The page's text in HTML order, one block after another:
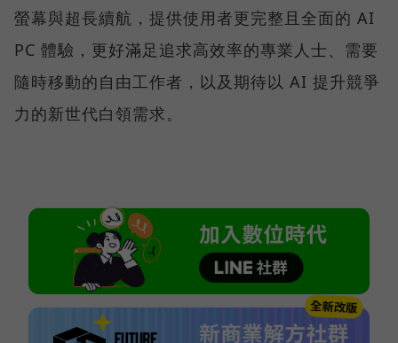
螢幕與超長續航，提供使用者更完整且全面的 AI
PC 體驗，更好滿足追求高效率的專業人士、需要
隨時移動的自由工作者，以及期待以 AI 提升競爭
力的新世代白領需求。